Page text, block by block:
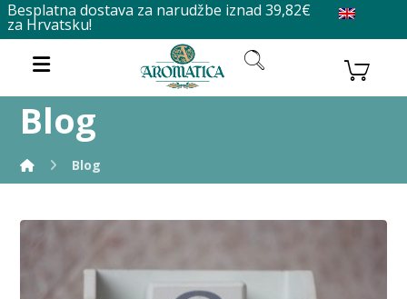
Besplatna dostava za narudžbe iznad 39,82€
za Hrvatsku!
Blog
Blog